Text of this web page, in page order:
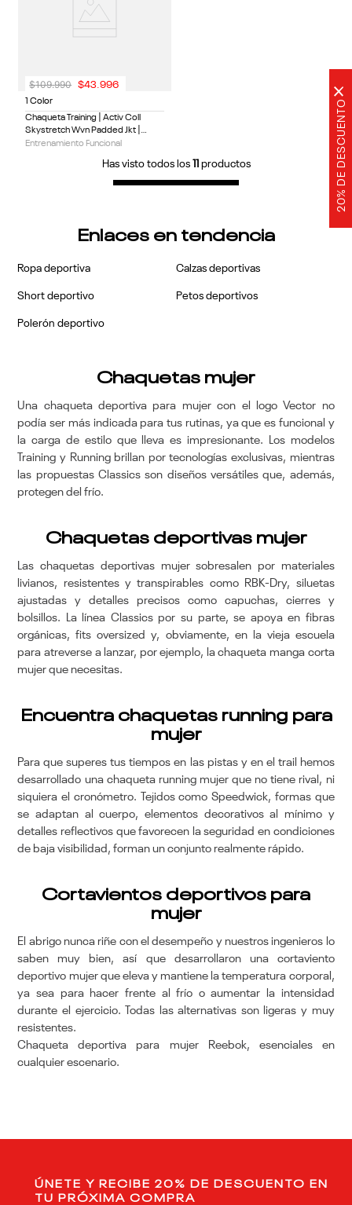
20% DE DESCUENTO
×
1 Color
Chaqueta Training | Activ Coll
Skystretch Wvn Padded Jkt |
Mujer
Entrenamiento Funcional
$109.990 $43.996
Has visto todos los 11 productos
Enlaces en tendencia
Ropa deportiva Calzas deportivas
Short deportivo Petos deportivos
Polerón deportivo
Chaquetas mujer
Una chaqueta deportiva para mujer con el logo Vector no
podía ser más indicada para tus rutinas, ya que es funcional y
la carga de estilo que lleva es impresionante. Los modelos
Training y Running brillan por tecnologías exclusivas, mientras
las propuestas Classics son diseños versátiles que, además,
protegen del frío.
Chaquetas deportivas mujer
Las chaquetas deportivas mujer sobresalen por materiales
livianos, resistentes y transpirables como RBK-Dry, siluetas
ajustadas y detalles precisos como capuchas, cierres y
bolsillos. La línea Classics por su parte, se apoya en fibras
orgánicas, fits oversized y, obviamente, en la vieja escuela
para atreverse a lanzar, por ejemplo, la chaqueta manga corta
mujer que necesitas.
Encuentra chaquetas running para
mujer
Para que superes tus tiempos en las pistas y en el trail hemos
desarrollado una chaqueta running mujer que no tiene rival, ni
siquiera el cronómetro. Tejidos como Speedwick, formas que
se adaptan al cuerpo, elementos decorativos al mínimo y
detalles reflectivos que favorecen la seguridad en condiciones
de baja visibilidad, forman un conjunto realmente rápido.
Cortavientos deportivos para
mujer
El abrigo nunca riñe con el desempeño y nuestros ingenieros lo
saben muy bien, así que desarrollaron una cortaviento
deportivo mujer que eleva y mantiene la temperatura corporal,
ya sea para hacer frente al frío o aumentar la intensidad
durante el ejercicio. Todas las alternativas son ligeras y muy
resistentes.
Chaqueta deportiva para mujer Reebok, esenciales en
cualquier escenario.
ÚNETE Y RECIBE 20% DE DESCUENTO EN
TU PRÓXIMA COMPRA